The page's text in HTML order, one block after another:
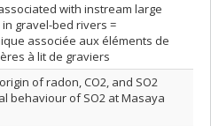
with instream large
gravel-bed rivers =
associée aux éléments de
à lit de graviers
of radon, CO2, and SO2
behaviour of SO2 at Masaya